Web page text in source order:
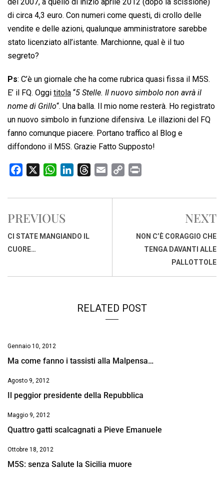
del 2007, a quello di inizio aprile 2012 (dopo la scissione)
di circa 4,3 euro. Con numeri come questi, di crollo delle
vendite e delle azioni, qualunque amministratore sarebbe
stato licenziato all’istante. Marchionne, qual è il tuo
segreto?
Ps: C’è un giornale che ha come rubrica quasi fissa il M5S.
E’ il FQ. Oggi titola “5 Stelle. Il nuovo simbolo non avrà il
nome di Grillo“. Una balla. Il mio nome resterà. Ho registrato
un nuovo simbolo in funzione difensiva. Le illazioni del FQ
fanno comunque piacere. Portano traffico al Blog e
diffondono il M5S. Grazie Fatto Supposto!
c
b
o
o
W
a
s
A
n
d
r
a
p
i
PREVIOUS
CI STATE MANGIANDO IL
CUORE…
NEXT
NON C’È CORAGGIO CHE
TENGA DAVANTI ALLE
PALLOTTOLE
RELATED POST
Gennaio 10, 2012
Ma come fanno i tassisti alla Malpensa…
Agosto 9, 2012
Il peggior presidente della Repubblica
Maggio 9, 2012
Quattro gatti scalcagnati a Pieve Emanuele
Ottobre 18, 2012
M5S: senza Salute la Sicilia muore